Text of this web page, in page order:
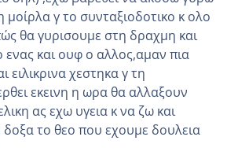
μοίρλα γ το συνταξιοδοτικο κ ολο
θα γυρισουμε στη δραχμη και
και ουφ ο αλλος,αμαν πια
ειλικρινα χεστηκα γ τη
εκεινη η ωρα θα αλλαξουν
ας εχω υγεια κ να ζω και
το θεο που εχουμε δουλεια